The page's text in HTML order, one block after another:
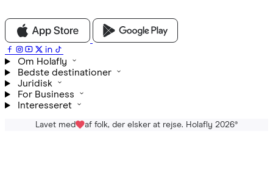
Om Holafly
Bedste destinationer
Juridisk
For Business
Interesseret
Lavet med af folk, der elsker at rejse. Holafly 2026®